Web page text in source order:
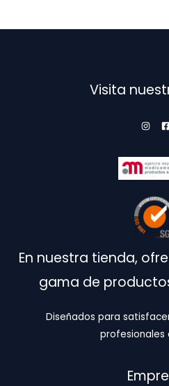
se
la
de
Visita
En nuestra tienda,
gama de
Diseñados para
profesionales